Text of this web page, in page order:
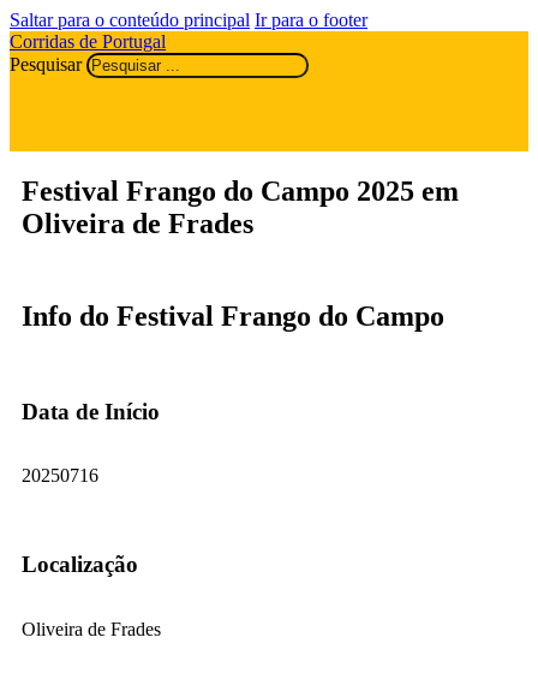
Saltar para o conteúdo principal Ir para o footer
Corridas de Portugal
Pesquisar
Festival Frango do Campo 2025 em
Oliveira de Frades
Info do Festival Frango do Campo
Data de Início
20250716
Localização
Oliveira de Frades